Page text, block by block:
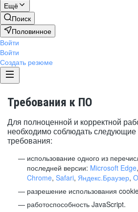
Ещё
Поиск
Половинное
Войти
Войти
Создать резюме
Требования к ПО
Для полноценной и корректной
необходимо соблюдать следующие
требования:
использование одного из
последней версии: Microsoft Edge,
Chrome, Safari, Яндекс.Браузер,
разрешение использования
работоспособность JavaScript.